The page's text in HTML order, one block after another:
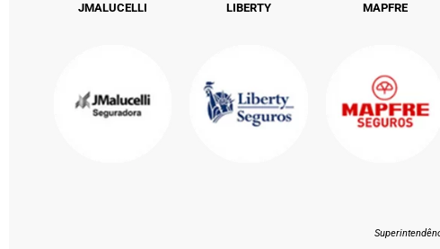
JMALUCELLI LIBERTY MAPFRE